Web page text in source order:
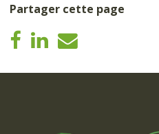
Partager cette page